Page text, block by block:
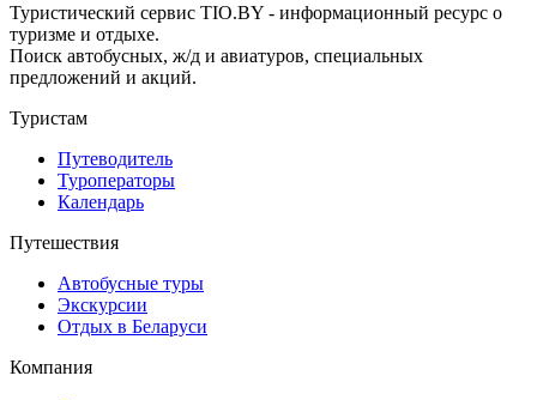
Туристический сервис TIO.BY - информационный ресурс о
туризме и отдыхе.
Поиск автобусных, ж/д и авиатуров, специальных
предложений и акций.
Туристам
Путеводитель
Туроператоры
Календарь
Путешествия
Автобусные туры
Экскурсии
Отдых в Беларуси
Компания